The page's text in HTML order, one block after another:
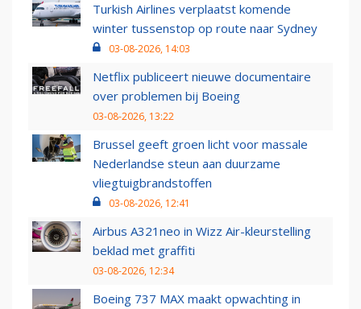
Turkish Airlines verplaatst komende
winter tussenstop op route naar Sydney
03-08-2026, 14:03
Netflix publiceert nieuwe documentaire
over problemen bij Boeing
03-08-2026, 13:22
Brussel geeft groen licht voor massale
Nederlandse steun aan duurzame
vliegtuigbrandstoffen
03-08-2026, 12:41
Airbus A321neo in Wizz Air-kleurstelling
beklad met graffiti
03-08-2026, 12:34
Boeing 737 MAX maakt opwachting in